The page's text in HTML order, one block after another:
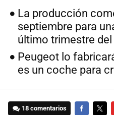
La producción
septiembre para
último trimestre del
Peugeot lo
es un coche para
18 comentarios